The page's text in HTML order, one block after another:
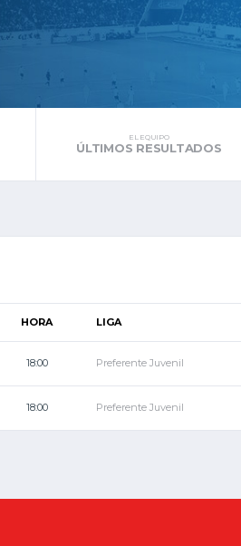
EL EQUIPO
ÚLTIMOS RESULTADOS
HORA LIGA
18:00 Preferente Juvenil
18:00 Preferente Juvenil